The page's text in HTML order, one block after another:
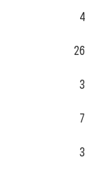
4
26
3
7
3